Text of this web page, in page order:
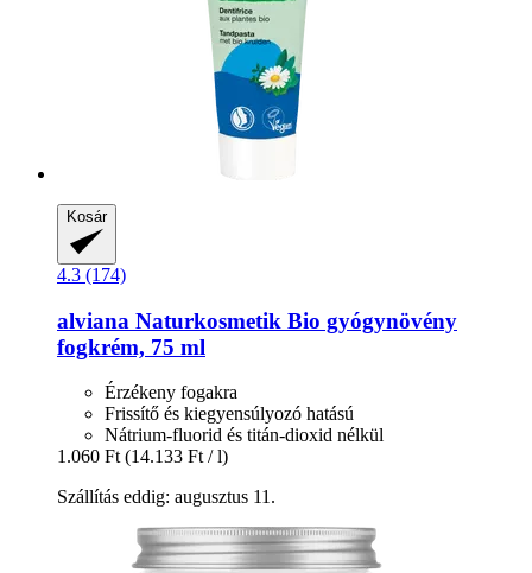
Kosár
4.3 (174)
alviana Naturkosmetik Bio gyógynövény
fogkrém, 75 ml
Érzékeny fogakra
Frissítő és kiegyensúlyozó hatású
Nátrium-fluorid és titán-dioxid nélkül
1.060 Ft (14.133 Ft / l)
Szállítás eddig: augusztus 11.